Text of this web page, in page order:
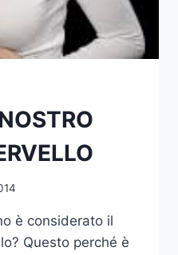
è considerato il
Questo perché è